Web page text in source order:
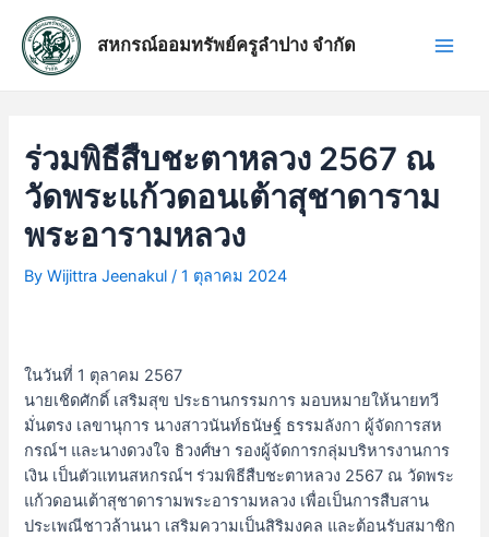
content
สหกรณ์ออมทรัพย์ครูลำปาง จำกัด
ร่วมพิธีสืบชะตาหลวง 2567 ณ
วัดพระแก้วดอนเต้าสุชาดาราม
พระอารามหลวง
ByWijittra Jeenakul/1 ตุลาคม 2024
ในวันที่ 1 ตุลาคม 2567
นายเชิดศักดิ์ เสริมสุข ประธานกรรมการ มอบหมายให้นายทวี
มั่นตรง เลขานุการ นางสาวนันท์ธนัษฐ์ ธรรมลังกา ผู้จัดการสห
กรณ์ฯ และนางดวงใจ ธิวงศ์ษา รองผู้จัดการกลุ่มบริหารงานการ
เงิน เป็นตัวแทนสหกรณ์ฯ ร่วมพิธีสืบชะตาหลวง 2567 ณ วัดพระ
แก้วดอนเต้าสุชาดารามพระอารามหลวง เพื่อเป็นการสืบสาน
ประเพณีชาวล้านนา เสริมความเป็นสิริมงคล และต้อนรับสมาชิก
เรื่อง